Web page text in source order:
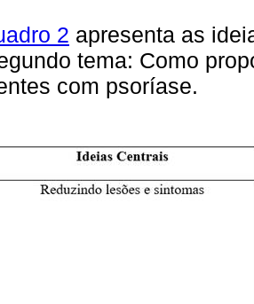
2 apresenta as
tema: Como
com psoríase.